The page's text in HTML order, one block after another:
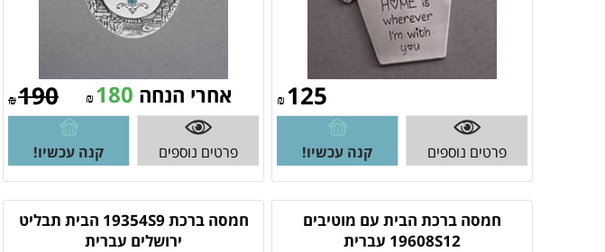
₪125
פרטים נוספים קנה עכשיו!
₪190 אחרי הנחה ₪180
פרטים נוספים קנה עכשיו!
חמסה ברכת הבית עם מוטיבים
19608S12 עברית
חמסה ברכת 19354S9 הבית תבליט
ירושלים עברית